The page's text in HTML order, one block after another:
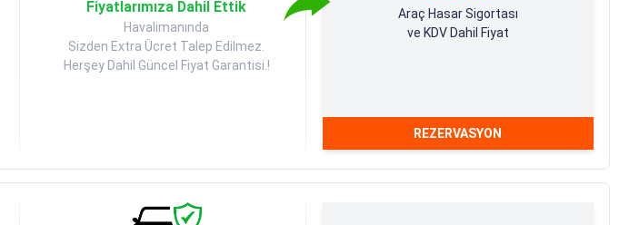
Fiyatlarımıza Dahil Ettik
Havalimanında
Sizden Extra Ücret Talep Edilmez.
Herşey Dahil Güncel Fiyat Garantisi.!
Araç Hasar Sigortası
ve KDV Dahil Fiyat
REZERVASYON